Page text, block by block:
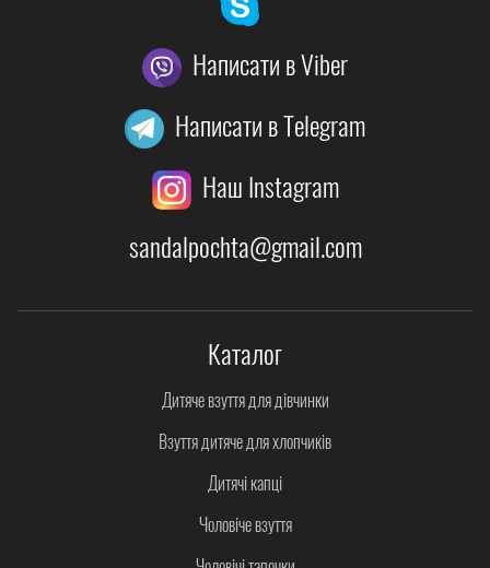
Написати в Viber
Написати в Telegram
Наш Instagram
sandalpochta@gmail.com
Каталог
Дитяче взуття для дівчинки
Взуття дитяче для хлопчиків
Дитячі капці
Чоловіче взуття